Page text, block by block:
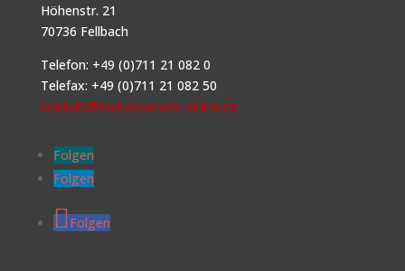
Höhenstr. 21
70736 Fellbach
Telefon: +49 (0)711 21 082 0
Telefax: +49 (0)711 21 082 50
kontakt@technoservice-online.de
Folgen
Folgen
Folgen